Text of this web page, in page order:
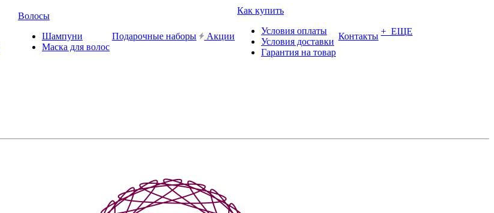
Волосы
Шампуни
Маска для волос
Подарочные наборы Акции
Как купить
Условия оплаты
Условия доставки
Гарантия на товар
Контакты + ЕЩЕ